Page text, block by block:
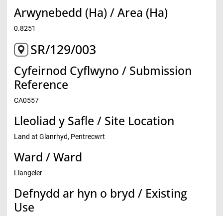
Arwynebedd (Ha) / Area (Ha)
0.8251
SR/129/003
Cyfeirnod Cyflwyno / Submission
Reference
CA0557
Lleoliad y Safle / Site Location
Land at Glanrhyd, Pentrecwrt
Ward / Ward
Llangeler
Defnydd ar hyn o bryd / Existing
Use